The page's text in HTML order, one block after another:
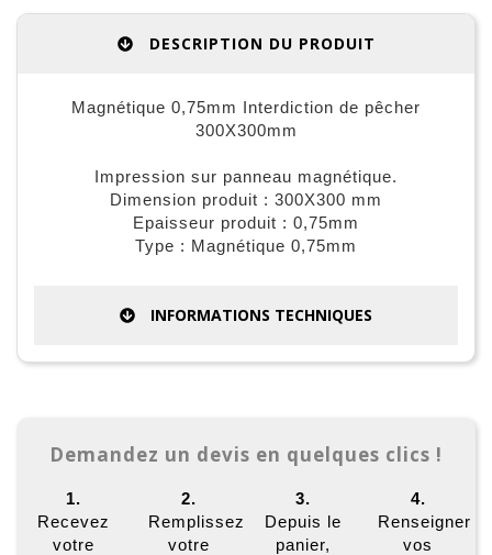
DESCRIPTION DU PRODUIT
Magnétique 0,75mm Interdiction de pêcher
300X300mm
Impression sur panneau magnétique.
Dimension produit : 300X300 mm
Epaisseur produit : 0,75mm
Type : Magnétique 0,75mm
INFORMATIONS TECHNIQUES
Demandez un devis en quelques clics !
1.
Recevez
votre
2.
Remplissez
votre
3.
Depuis le
panier,
4.
Renseigner
vos